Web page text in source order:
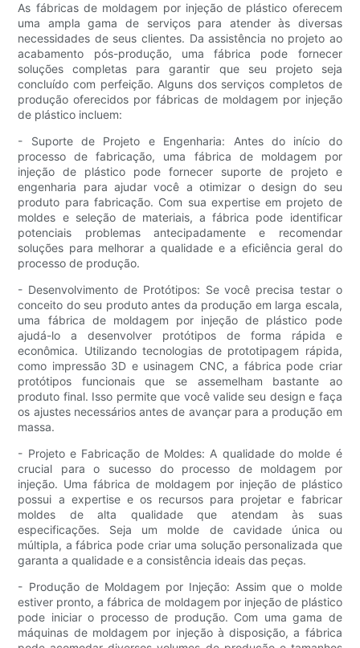
As fábricas de moldagem por injeção de plástico oferecem
uma ampla gama de serviços para atender às diversas
necessidades de seus clientes. Da assistência no projeto ao
acabamento pós-produção, uma fábrica pode fornecer
soluções completas para garantir que seu projeto seja
concluído com perfeição. Alguns dos serviços completos de
produção oferecidos por fábricas de moldagem por injeção
de plástico incluem:
- Suporte de Projeto e Engenharia: Antes do início do
processo de fabricação, uma fábrica de moldagem por
injeção de plástico pode fornecer suporte de projeto e
engenharia para ajudar você a otimizar o design do seu
produto para fabricação. Com sua expertise em projeto de
moldes e seleção de materiais, a fábrica pode identificar
potenciais problemas antecipadamente e recomendar
soluções para melhorar a qualidade e a eficiência geral do
processo de produção.
- Desenvolvimento de Protótipos: Se você precisa testar o
conceito do seu produto antes da produção em larga escala,
uma fábrica de moldagem por injeção de plástico pode
ajudá-lo a desenvolver protótipos de forma rápida e
econômica. Utilizando tecnologias de prototipagem rápida,
como impressão 3D e usinagem CNC, a fábrica pode criar
protótipos funcionais que se assemelham bastante ao
produto final. Isso permite que você valide seu design e faça
os ajustes necessários antes de avançar para a produção em
massa.
- Projeto e Fabricação de Moldes: A qualidade do molde é
crucial para o sucesso do processo de moldagem por
injeção. Uma fábrica de moldagem por injeção de plástico
possui a expertise e os recursos para projetar e fabricar
moldes de alta qualidade que atendam às suas
especificações. Seja um molde de cavidade única ou
múltipla, a fábrica pode criar uma solução personalizada que
garanta a qualidade e a consistência ideais das peças.
- Produção de Moldagem por Injeção: Assim que o molde
estiver pronto, a fábrica de moldagem por injeção de plástico
pode iniciar o processo de produção. Com uma gama de
máquinas de moldagem por injeção à disposição, a fábrica